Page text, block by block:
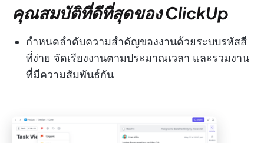
คุณสมบัติที่ดีที่สุดของ ClickUp
กำหนดลำดับความสำคัญของงานด้วยระบบรหัสสี
ที่ง่าย จัดเรียงงานตามประมาณเวลา และรวมงาน
ที่มีความสัมพันธ์กัน